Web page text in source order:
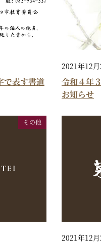
で表す書道
2021年12
令和４年
お知らせ
その他
2021年12